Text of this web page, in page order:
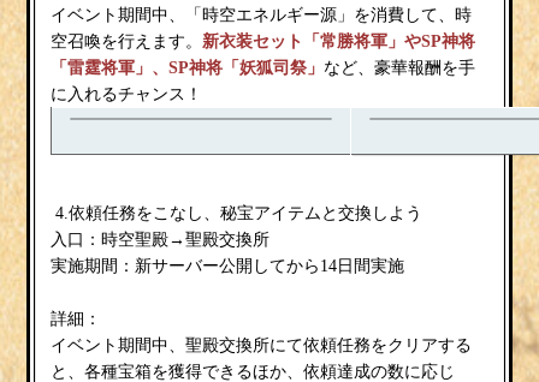
イベント期間中、「時空エネルギー源」を消費して、時
空召喚を行えます。 新衣装セット「常勝将軍」やSP神将
「雷霆将軍」、SP神将「妖狐司祭」 など、豪華報酬を手
に入れるチャンス！
4.依頼任務をこなし、秘宝アイテムと交換しよう
入口：時空聖殿→聖殿交換所
実施期間：新サーバー公開してから14日間実施
詳細：
イベント期間中、聖殿交換所にて依頼任務をクリアする
と、各種宝箱を獲得できるほか、依頼達成の数に応じ